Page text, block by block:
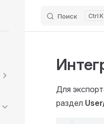
Поиск K
Для
раздел